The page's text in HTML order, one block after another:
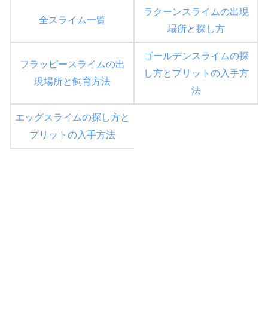
全スライム一覧
ラクーンスライムの出現
場所と探し方
フラッピースライムの出
現場所と飼育方法
ゴールデンスライムの探
し方とプリットの入手方
法
エッグスライムの探し方と
プリットの入手方法